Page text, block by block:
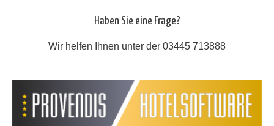
Haben Sie eine Frage?
Wir helfen Ihnen unter der 03445 713888